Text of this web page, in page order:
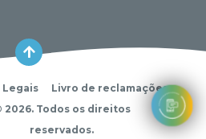
2026. Todos os direitos
reservados.
Legais Livro de reclamações